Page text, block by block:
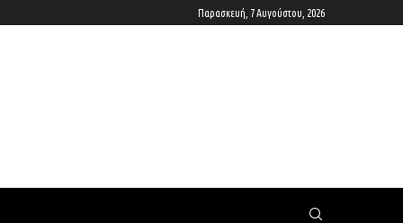
Παρασκευή, 7 Αυγούστου, 2026